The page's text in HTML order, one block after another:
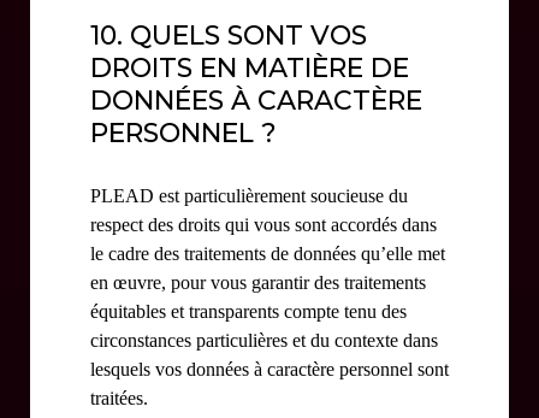
10. QUELS SONT VOS
DROITS EN MATIÈRE DE
DONNÉES À CARACTÈRE
PERSONNEL ?
PLEAD est particulièrement soucieuse du
respect des droits qui vous sont accordés dans
le cadre des traitements de données qu’elle met
en œuvre, pour vous garantir des traitements
équitables et transparents compte tenu des
circonstances particulières et du contexte dans
lesquels vos données à caractère personnel sont
traitées.